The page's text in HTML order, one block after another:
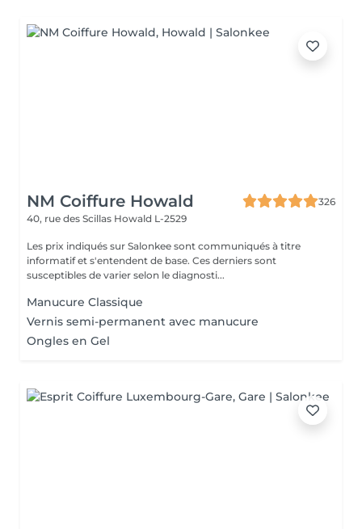
NM Coiffure Howald
326
40, rue des Scillas Howald L-2529
Les prix indiqués sur Salonkee sont communiqués à titre
informatif et s'entendent de base. Ces derniers sont
susceptibles de varier selon le diagnosti...
Manucure Classique
Vernis semi-permanent avec manucure
Ongles en Gel